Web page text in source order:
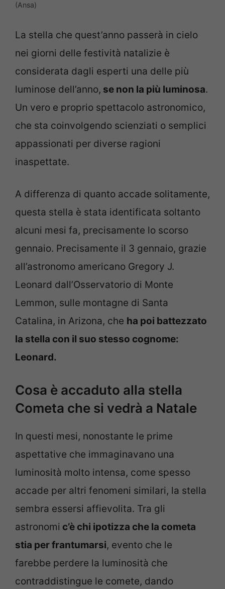
(Ansa)
La stella che quest’anno passerà in cielo
nei giorni delle festività natalizie è
considerata dagli esperti una delle più
luminose dell’anno, se non la più luminosa.
Un vero e proprio spettacolo astronomico,
che sta coinvolgendo scienziati o semplici
appassionati per diverse ragioni
inaspettate.
A differenza di quanto accade solitamente,
questa stella è stata identificata soltanto
alcuni mesi fa, precisamente lo scorso
gennaio. Precisamente il 3 gennaio, grazie
all’astronomo americano Gregory J.
Leonard dall’Osservatorio di Monte
Lemmon, sulle montagne di Santa
Catalina, in Arizona, che ha poi battezzato
la stella con il suo stesso cognome:
Leonard.
Cosa è accaduto alla stella
Cometa che si vedrà a Natale
In questi mesi, nonostante le prime
aspettative che immaginavano una
luminosità molto intensa, come spesso
accade per altri fenomeni similari, la stella
sembra essersi affievolita. Tra gli
astronomi c’è chi ipotizza che la cometa
stia per frantumarsi, evento che le
farebbe perdere la luminosità che
contraddistingue le comete, dando